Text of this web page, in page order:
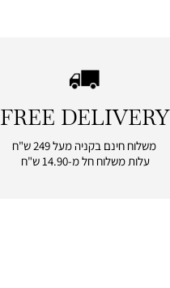
|
free
delivery
|
FREE DELIVERY
משלוח חינם בקניה מעל 249 ש"ח
עלות משלוח חל מ-14.90 ש"ח